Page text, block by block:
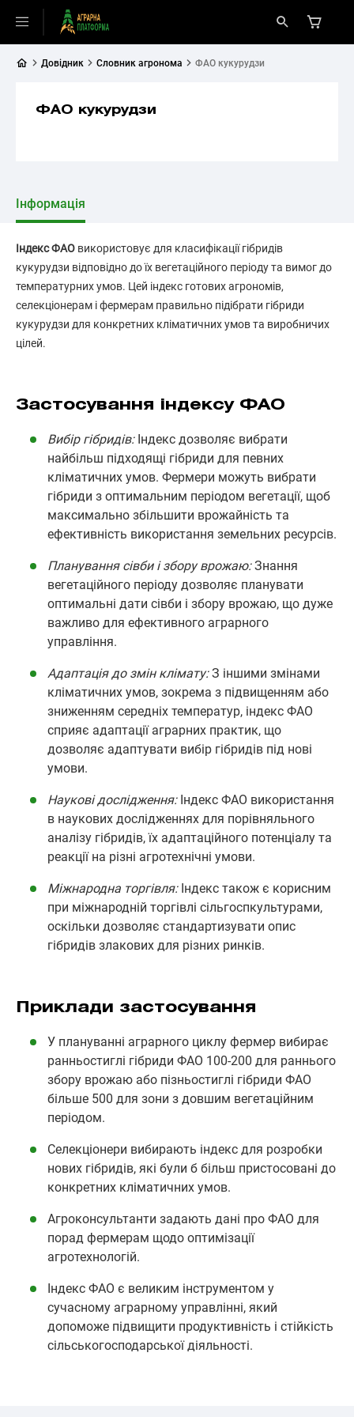
Довідник Словник агронома ФАО кукурудзи
ФАО кукурудзи
Інформація
Індекс ФАО використовує для класифікації гібридів
кукурудзи відповідно до їх вегетаційного періоду та вимог до
температурних умов. Цей індекс готових агрономів,
селекціонерам і фермерам правильно підібрати гібриди
кукурудзи для конкретних кліматичних умов та виробничих
цілей.
Застосування індексу ФАО
Вибір гібридів:Індекс дозволяє вибрати
найбільш підходящі гібриди для певних
кліматичних умов. Фермери можуть вибрати
гібриди з оптимальним періодом вегетації, щоб
максимально збільшити врожайність та
ефективність використання земельних ресурсів.
Планування сівби і збору врожаю:Знання
вегетаційного періоду дозволяє планувати
оптимальні дати сівби і збору врожаю, що дуже
важливо для ефективного аграрного
управління.
Адаптація до змін клімату:З іншими змінами
кліматичних умов, зокрема з підвищенням або
зниженням середніх температур, індекс ФАО
сприяє адаптації аграрних практик, що
дозволяє адаптувати вибір гібридів під нові
умови.
Наукові дослідження:Індекс ФАО використання
в наукових дослідженнях для порівняльного
аналізу гібридів, їх адаптаційного потенціалу та
реакції на різні агротехнічні умови.
Міжнародна торгівля:Індекс також є корисним
при міжнародній торгівлі сільгоспкультурами,
оскільки дозволяє стандартизувати опис
гібридів злакових для різних ринків.
Приклади застосування
У плануванні аграрного циклу фермер вибирає
ранньостиглі гібриди ФАО 100-200 для раннього
збору врожаю або пізньостиглі гібриди ФАО
більше 500 для зони з довшим вегетаційним
періодом.
Селекціонери вибирають індекс для розробки
нових гібридів, які були б більш пристосовані до
конкретних кліматичних умов.
Агроконсультанти задають дані про ФАО для
порад фермерам щодо оптимізації
агротехнологій.
Індекс ФАО є великим інструментом у
сучасному аграрному управлінні, який
допоможе підвищити продуктивність і стійкість
сільськогосподарської діяльності.